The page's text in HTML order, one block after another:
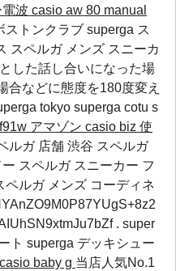
波 casio aw 80 manual
ストンクラブ superga ス
スペルガ メンズ スニーカ
した話し合いになった場
合などに態度を180度変え
tokyo superga cotu s
アマゾン casio biz 使
ルガ 店舗 渋谷 スペルガ
スペルガ スニーカー フ
ペルガ メンズ コーディネ
. super
ト superga デッキシュー
casio baby g 当店人気No.1